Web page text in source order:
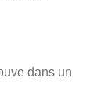
dans un